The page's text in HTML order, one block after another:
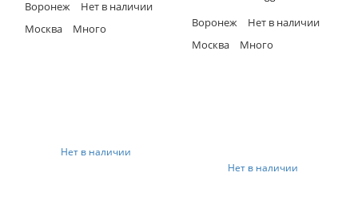
Воронеж
Нет в наличии
Москва
Много
Нет в наличии
Воронеж
Нет в наличии
Москва
Много
Нет в наличии